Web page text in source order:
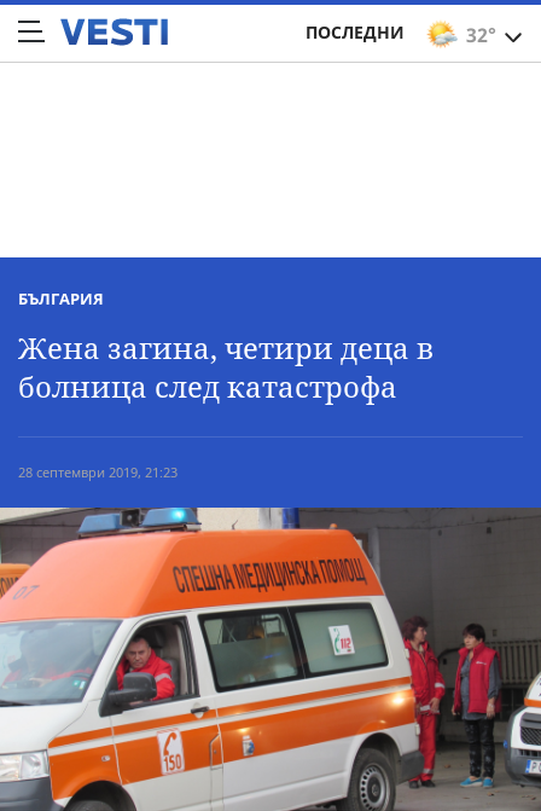
32°
ПОСЛЕДНИ
БЪЛГАРИЯ
Жена загина, четири деца в
болница след катастрофа
28 септември 2019, 21:23